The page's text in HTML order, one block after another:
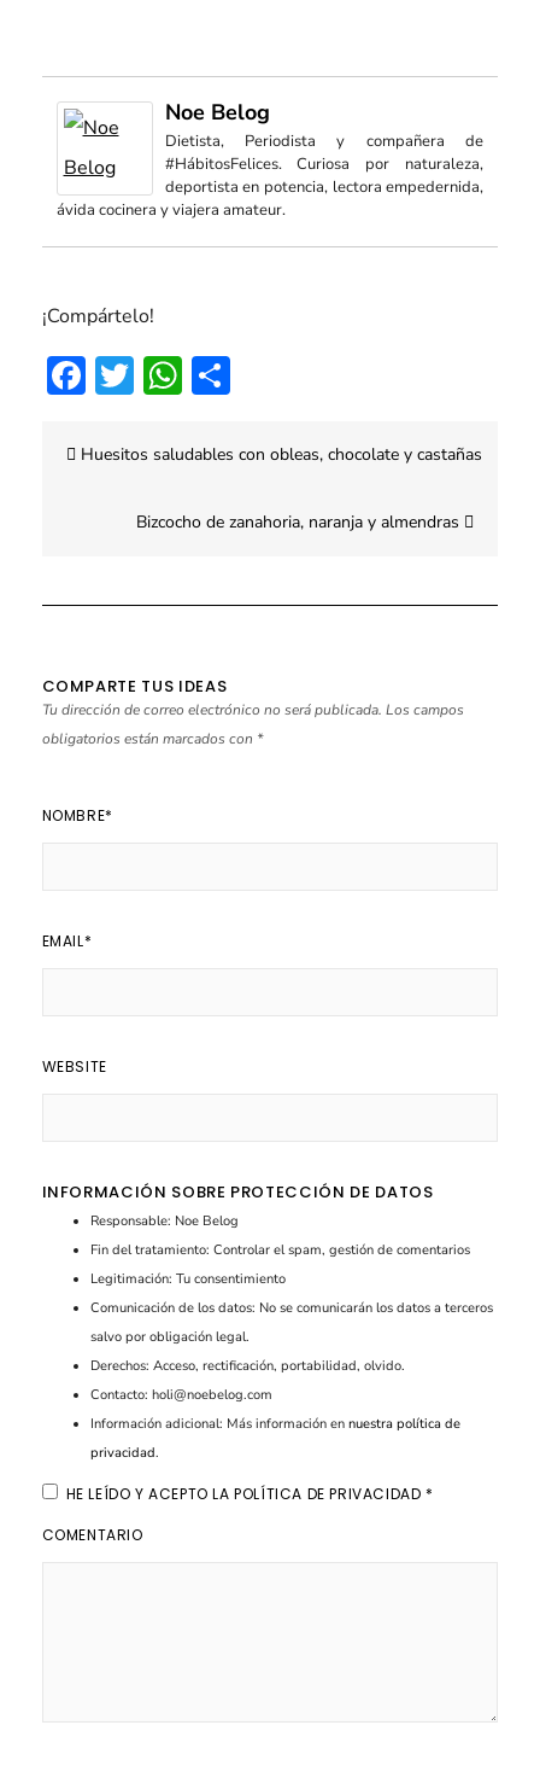
Noe Belog
Dietista, Periodista y compañera de
#HábitosFelices. Curiosa por naturaleza,
deportista en potencia, lectora empedernida,
ávida cocinera y viajera amateur.
¡Compártelo!
Facebook
TwitterWhatsApp
Compartir
de Huesitos saludables con obleas, chocolate y castañas
Bizcocho de zanahoria, naranja y almendras
COMPARTE TUS IDEAS
Tu dirección de correo electrónico no será publicada. Los campos
obligatorios están marcados con *
NOMBRE*
EMAIL*
WEBSITE
INFORMACIÓN SOBRE PROTECCIÓN DE DATOS
Responsable: Noe Belog
Fin del tratamiento: Controlar el spam, gestión de comentarios
Legitimación: Tu consentimiento
Comunicación de los datos: No se comunicarán los datos a terceros
salvo por obligación legal.
Derechos: Acceso, rectificación, portabilidad, olvido.
Contacto: holi@noebelog.com
Información adicional: Más información en nuestra política de
privacidad.
HE LEÍDO Y ACEPTO LAPOLÍTICA DE PRIVACIDAD *
COMENTARIO